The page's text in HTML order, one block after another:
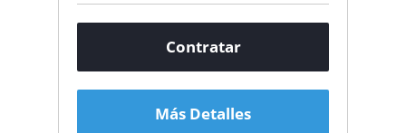
Contratar
Más Detalles